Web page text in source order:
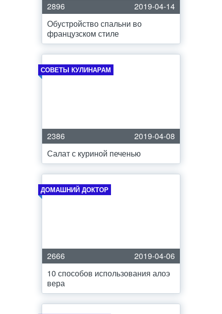
2896
2019-04-14
Обустройство спальни во
французском стиле
СОВЕТЫ КУЛИНАРАМ
2386
2019-04-08
Салат с куриной печенью
ДОМАШНИЙ ДОКТОР
2666
2019-04-06
10 способов использования алоэ
вера